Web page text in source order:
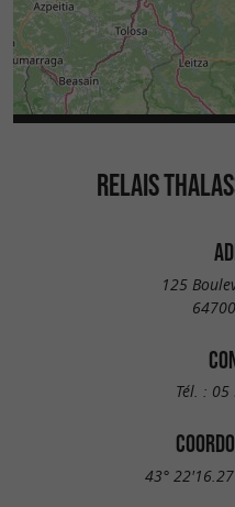
RELAIS
125
Tél. : 05
43°